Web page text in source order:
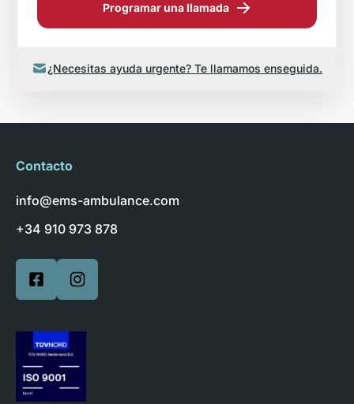
Programar una llamada
¿Necesitas ayuda urgente? Te llamamos enseguida.
Contacto
info@ems-ambulance.com
+34 910 973 878